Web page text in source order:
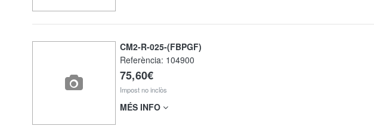
CM2-R-025-(FBPGF)
Referència: 104900
75,60€
Impost no inclòs
MÉS INFO